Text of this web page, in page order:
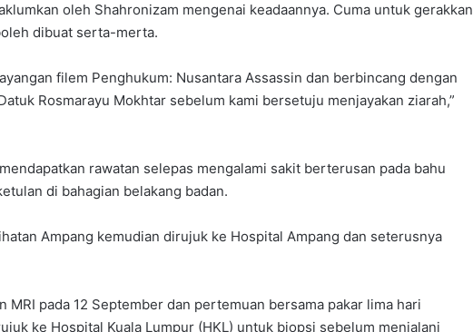
oleh Shahronizam mengenai keadaannya. Cuma untuk gerakkan
dibuat serta-merta.
filem Penghukum: Nusantara Assassin dan berbincang dengan
Rosmarayu Mokhtar sebelum kami bersetuju menjayakan ziarah,”
rawatan selepas mengalami sakit berterusan pada bahu
di bahagian belakang badan.
Ampang kemudian dirujuk ke Hospital Ampang dan seterusnya
MRI pada 12 September dan pertemuan bersama pakar lima hari
ke Hospital Kuala Lumpur (HKL) untuk biopsi sebelum menjalani